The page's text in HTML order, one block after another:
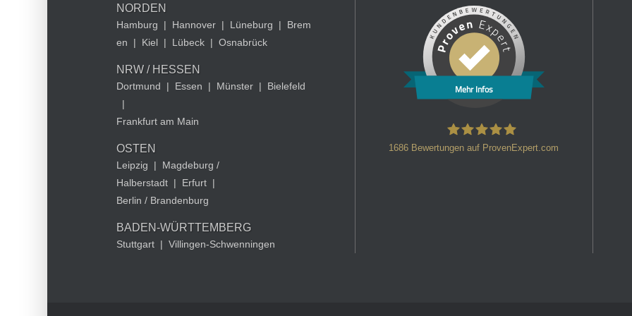
NORDEN
Hamburg | Hannover | Lüneburg |
Brem
en
| Kiel | Lübeck | Osnabrück
NRW / HESSEN
Dortmund | Essen | Münster |
Bielefeld
|
Frankfurt am Main
OSTEN
Leipzig |
Magdeburg /
Halberstadt | Erfurt |
Berlin / Brandenburg
BADEN-WÜRTTEMBERG
Stuttgart | Villingen-Schwenningen
Mehr Infos
1686 Bewertungen auf ProvenExpert.com